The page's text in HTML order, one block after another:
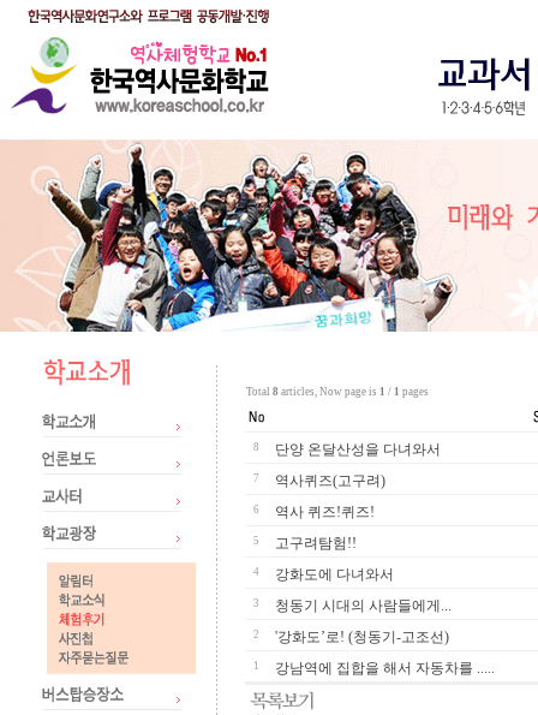
Total 8 articles, Now page is 1 / 1 pages
8 단양 온달산성을 다녀와서
7 역사퀴즈(고구려)
6 역사 퀴즈!퀴즈!
5 고구려탐험!!
4 강화도에 다녀와서
3 청동기 시대의 사람들에게...
2 '강화도’로! (청동기-고조선)
1 강남역에 집합을 해서 자동차를 .....